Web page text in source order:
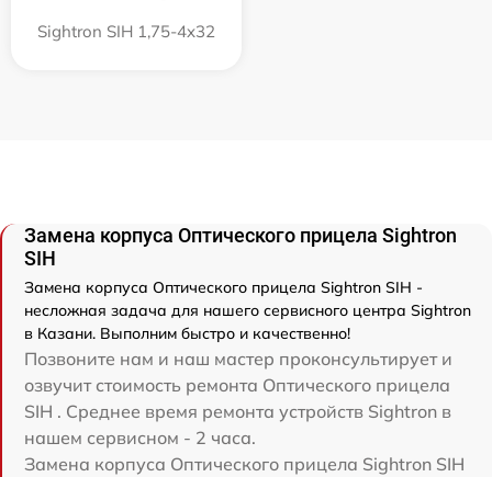
Sightron SIH 1,75-4x32
Замена корпуса Оптического прицела Sightron
SIH
Замена корпуса Оптического прицела Sightron SIH -
несложная задача для нашего сервисного центра Sightron
в Казани. Выполним быстро и качественно!
Позвоните нам и наш мастер проконсультирует и
озвучит стоимость ремонта Оптического прицела
SIH . Среднее время ремонта устройств Sightron в
нашем сервисном - 2 часа.
Замена корпуса Оптического прицела Sightron SIH